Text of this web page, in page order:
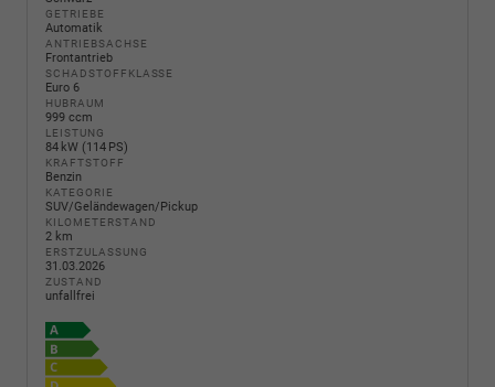
GETRIEBE
Automatik
ANTRIEBSACHSE
Frontantrieb
SCHADSTOFFKLASSE
Euro 6
HUBRAUM
999 ccm
LEISTUNG
84 kW (114 PS)
KRAFTSTOFF
Benzin
KATEGORIE
SUV/Geländewagen/Pickup
KILOMETERSTAND
2 km
ERSTZULASSUNG
31.03.2026
ZUSTAND
unfallfrei